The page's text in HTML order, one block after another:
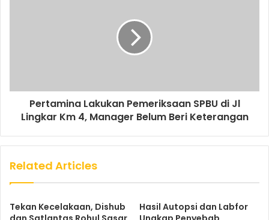
Pertamina Lakukan Pemeriksaan SPBU di Jl
Lingkar Km 4, Manager Belum Beri Keterangan
Related Articles
Tekan Kecelakaan, Dishub
Hasil Autopsi dan Labfor